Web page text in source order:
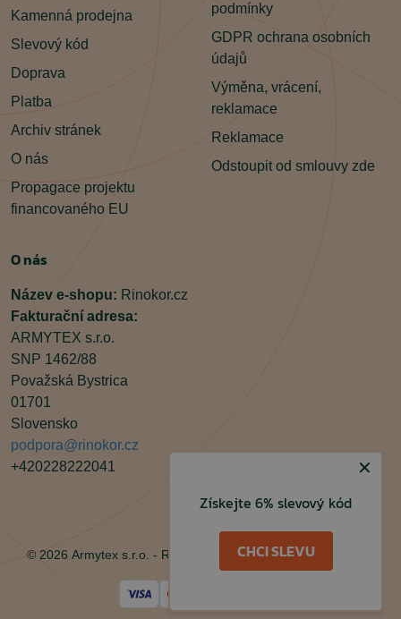
Kamenná prodejna
Slevový kód
Doprava
Platba
Archiv stránek
O nás
Propagace projektu
financovaného EU
podmínky
GDPR ochrana osobních
údajů
Výměna, vrácení,
reklamace
Reklamace
Odstoupit od smlouvy zde
O nás
Název e-shopu: Rinokor.cz
Fakturační adresa:
ARMYTEX s.r.o.
SNP 1462/88
Považská Bystrica
01701
Slovensko
podpora@rinokor.cz
+420228222041
Facebook
Instagram
© 2026 Armytex s.r.o. - Rinokor.cz, Všechna práva vyhrazena
✕
Získejte 6% slevový kód
CHCI SLEVU